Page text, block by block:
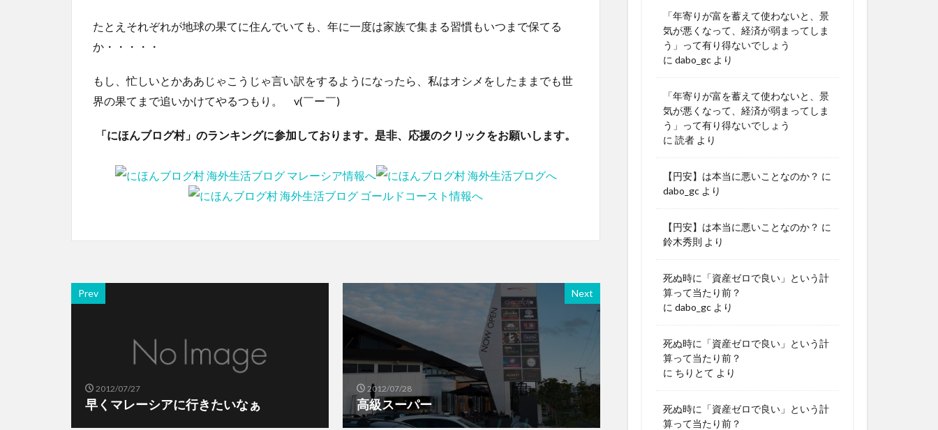
たとえそれぞれが地球の果てに住んでいても、年に一度は家族で集まる習慣もいつまで保てる
か・・・・・
もし、忙しいとかああじゃこうじゃ言い訳をするようになったら、私はオシメをしたままでも世
界の果てまで追いかけてやるつもり。 v(￣ー￣)
「にほんブログ村」のランキングに参加しております。是非、応援のクリックをお願いします。
Prev
2012/07/27
早くマレーシアに行きたいなぁ
Next
2012/07/28
高級スーパー
「年寄りが富を蓄えて使わないと、景
気が悪くなって、経済が弱まってしま
う」って有り得ないでしょう
に dabo_gc より
「年寄りが富を蓄えて使わないと、景
気が悪くなって、経済が弱まってしま
う」って有り得ないでしょう
に 読者 より
【円安】は本当に悪いことなのか？ に
dabo_gc より
【円安】は本当に悪いことなのか？ に
鈴木秀則 より
死ぬ時に「資産ゼロで良い」という計
算って当たり前？
に dabo_gc より
死ぬ時に「資産ゼロで良い」という計
算って当たり前？
に ちりとて より
死ぬ時に「資産ゼロで良い」という計
算って当たり前？